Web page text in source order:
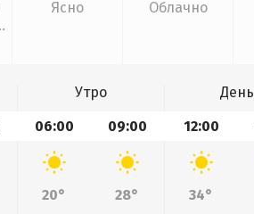
Ясно Облачно
Утро День
06:00 09:00 12:00
20° 28° 34°